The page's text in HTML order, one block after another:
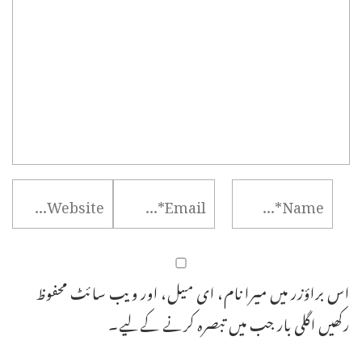
اس براؤزر میں میرا نام، ای میل، اور ویب سائٹ محفوظ
رکھیں اگلی بار جب میں تبصرہ کرنے کےلیے۔